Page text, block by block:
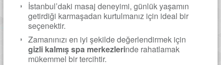
İstanbul’daki masaj deneyimi, günlük yaşamın
getirdiği karmaşadan kurtulmanız için ideal bir
seçenektir.
Zamanınızı en iyi şekilde değerlendirmek için
gizli kalmış spa merkezlerinde rahatlamak
mükemmel bir tercihtir.